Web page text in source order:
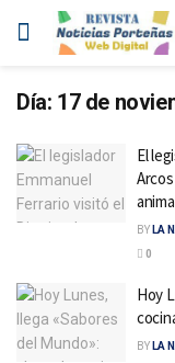
Día: 17 de
El
BY LA
0
Hoy
BY LA